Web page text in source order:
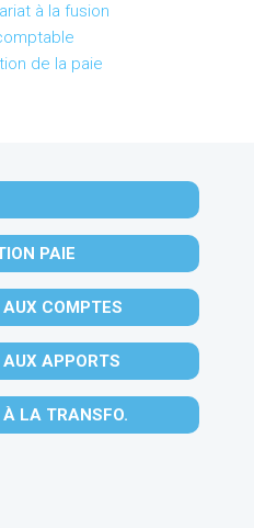
à la fusion
de la paie
PAIE
COMPTES
APPORTS
LA TRANSFO.